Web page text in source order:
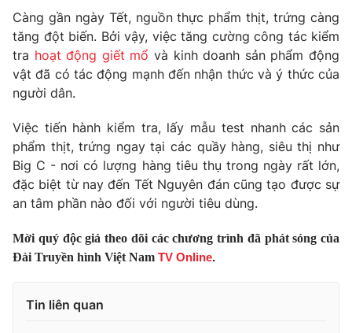
Giải sao mai
Làm đẹp
Chất lượng cuộc sống
Tuyển sinh
Học trực tuyến
Công nghệ
Hitech Công nghệ tương lai
Sản phẩm
Thị trường
Tư vấn
Giao lưu trực tuyến
Lịch phát sóng
Chuyên mục khác
Emagazine Podcast
Photo Infographic
Video
Càng gần ngày Tết, nguồn thực phẩm thịt, trứng càng
tăng đột biến. Bởi vậy, việc tăng cường công tác kiểm
tra hoạt động giết mổ và kinh doanh sản phẩm động
vật đã có tác động mạnh đến nhận thức và ý thức của
người dân.
Việc tiến hành kiểm tra, lấy mẫu test nhanh các sản
phẩm thịt, trứng ngay tại các quầy hàng, siêu thị như
Big C - nơi có lượng hàng tiêu thụ trong ngày rất lớn,
đặc biệt từ nay đến Tết Nguyên đán cũng tạo được sự
an tâm phần nào đối với người tiêu dùng.
Mời quý độc giả theo dõi các chương trình đã phát sóng của
Đài Truyền hình Việt Nam TV Online.
Tin liên quan